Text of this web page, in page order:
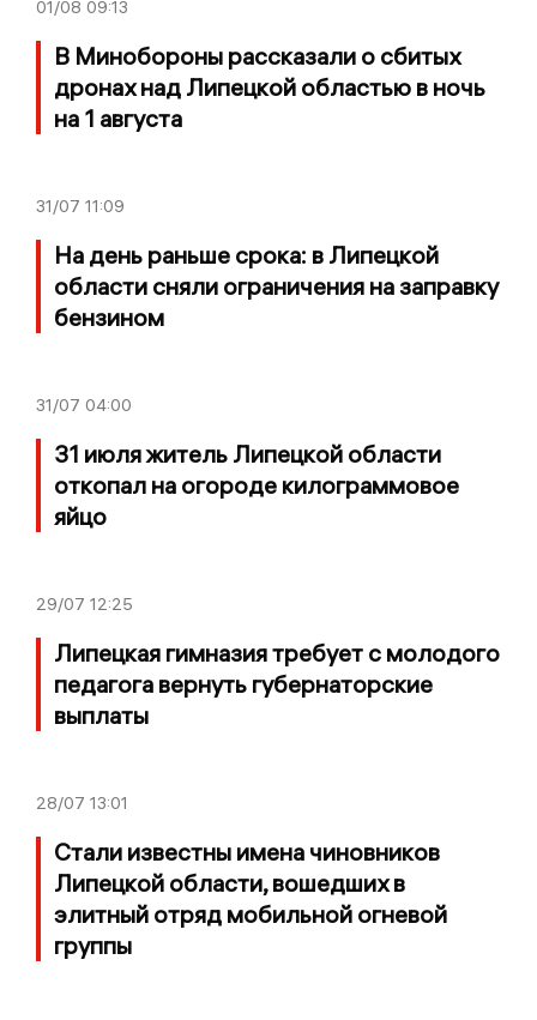
01/08 09:13
В Минобороны рассказали о сбитых
дронах над Липецкой областью в ночь
на 1 августа
31/07 11:09
На день раньше срока: в Липецкой
области сняли ограничения на заправку
бензином
31/07 04:00
31 июля житель Липецкой области
откопал на огороде килограммовое
яйцо
29/07 12:25
Липецкая гимназия требует с молодого
педагога вернуть губернаторские
выплаты
28/07 13:01
Стали известны имена чиновников
Липецкой области, вошедших в
элитный отряд мобильной огневой
группы